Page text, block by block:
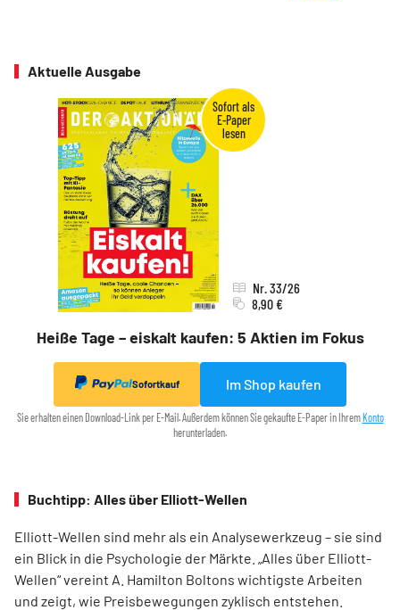
Aktuelle Ausgabe
Heiße Tage – eiskalt kaufen: 5 Aktien im Fokus
Nr. 33/26
8,90 €
Sofortkauf Im Shop kaufen
Sie erhalten einen Download-Link per E-Mail. Außerdem können Sie gekaufte E-Paper in IhremKonto
herunterladen.
Buchtipp: Alles über Elliott-Wellen
Elliott-Wellen sind mehr als ein Analysewerkzeug – sie sind
ein Blick in die Psychologie der Märkte. „Alles über Elliott-
Wellen“ vereint A. Hamilton Boltons wichtigste Arbeiten
und zeigt, wie Preisbewegungen zyklisch entstehen.